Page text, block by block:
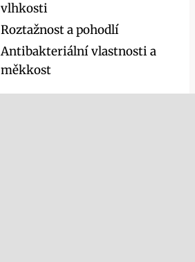
vlhkosti
Roztažnost a pohodlí
Antibakteriální vlastnosti a
měkkost